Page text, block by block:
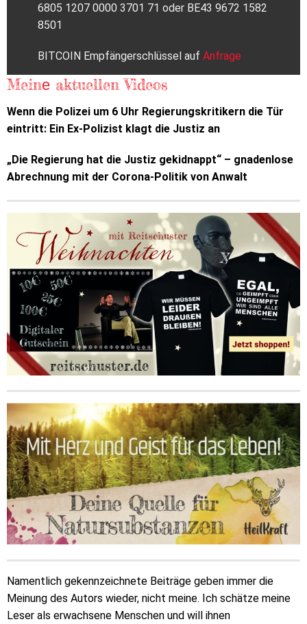
6805 1207 0000 3701 71 oder BE43 9672 1582
8501
BITCOIN Empfängerschlüssel auf Anfrage
Meinе aktuellen Videos
Wenn die Polizei um 6 Uhr Regierungskritikern die Tür
eintritt: Ein Ex-Polizist klagt die Justiz an
„Die Regierung hat die Justiz gekidnappt“ – gnadenlose
Abrechnung mit der Corona-Politik von Anwalt
Namentlich gekennzeichnete Beiträge geben immer die
Meinung des Autors wieder, nicht meine. Ich schätze meine
Leser als erwachsene Menschen und will ihnen